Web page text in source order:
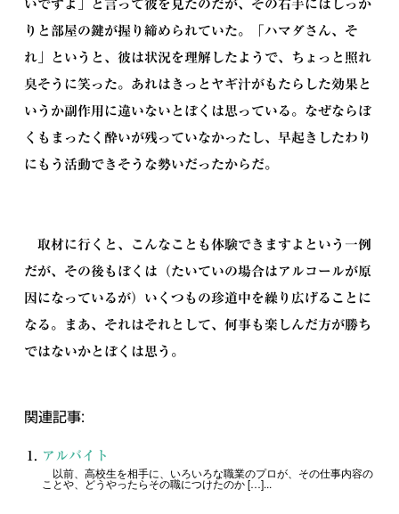
いですよ」と言って彼を見たのだが、その右手にはしっか
りと部屋の鍵が握り締められていた。「ハマダさん、そ
れ」というと、彼は状況を理解したようで、ちょっと照れ
臭そうに笑った。あれはきっとヤギ汁がもたらした効果と
いうか副作用に違いないとぼくは思っている。なぜならぼ
くもまったく酔いが残っていなかったし、早起きしたわり
にもう活動できそうな勢いだったからだ。
取材に行くと、こんなことも体験できますよという一例
だが、その後もぼくは（たいていの場合はアルコールが原
因になっているが）いくつもの珍道中を繰り広げることに
なる。まあ、それはそれとして、何事も楽しんだ方が勝ち
ではないかとぼくは思う。
関連記事:
アルバイト
以前、高校生を相手に、いろいろな職業のプロが、その仕事内容の
ことや、どうやったらその職につけたのか […]...